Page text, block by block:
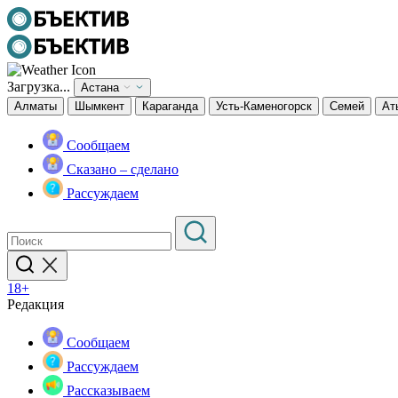
Загрузка...
Астана
Алматы
Шымкент Караганда Усть-Каменогорск Семей
Сообщаем
Сказано – сделано
Рассуждаем
18+
Редакция
Сообщаем
Рассуждаем
Рассказываем